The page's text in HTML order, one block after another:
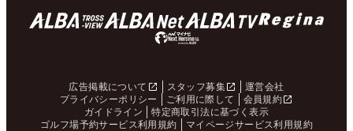
広告掲載について スタッフ募集
運営会社
プライバシーポリシー
ご利用に際して
会員規約
ガイドライン
特定商取引法に基づく表示
ゴルフ場予約サービス利用規約
マイページサービス利用規約